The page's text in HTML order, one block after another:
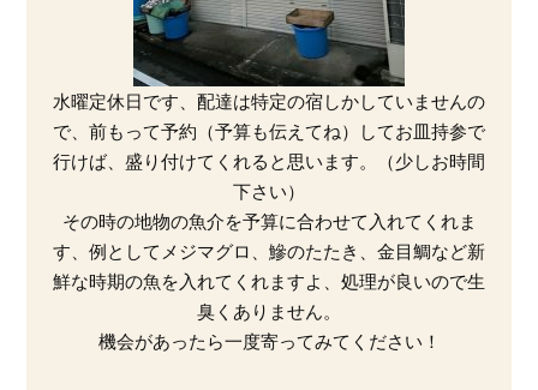
水曜定休日です、配達は特定の宿しかしていませんの
で、前もって予約（予算も伝えてね）してお皿持参で
行けば、盛り付けてくれると思います。（少しお時間
下さい）
その時の地物の魚介を予算に合わせて入れてくれま
す、例としてメジマグロ、鰺のたたき、金目鯛など新
鮮な時期の魚を入れてくれますよ、処理が良いので生
臭くありません。
機会があったら一度寄ってみてください！